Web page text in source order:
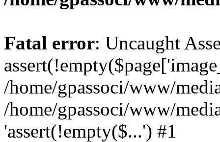
Fatal error: Uncaught
/home/gpassoci/www/
/home/gpassoci/www/
'assert(!empty($...') #1